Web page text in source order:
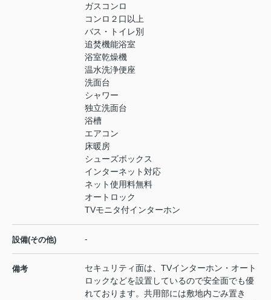
ガスコンロ
コンロ２口以上
バス・トイレ別
追焚機能浴室
浴室乾燥機
温水洗浄便座
洗面台
シャワー
独立洗面台
浴槽
エアコン
床暖房
シューズボックス
インターネット対応
ネット使用料無料
オートロック
TVモニタ付インターホン
設備(その他) -
備考
セキュリティ面は、TVインターホン・オート
ロックなどを設置しているので安全面でも優
れております。共用部には敷地内ごみ置き